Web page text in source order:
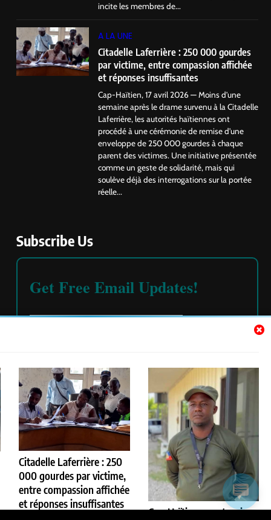
Citadelle Laferrière : 250
000 gourdes par victime,
entre compassion affichée
et réponses insuffisantes
Cap-Haïtien sous tension :
incite les membres de...
A LA UNE
Citadelle Laferrière : 250 000 gourdes
par victime, entre compassion affichée
et réponses insuffisantes
Cap-Haïtien, 17 avril 2026 — Moins d’une
semaine après le drame survenu à la Citadelle
Laferrière, les autorités haïtiennes ont
procédé à une cérémonie de remise d’une
enveloppe de 250 000 gourdes à chaque
parent des victimes. Une initiative présentée
comme un geste de solidarité, mais qui
soulève déjà des interrogations sur la portée
réelle...
Subscribe Us
Get Free Email Updates!
Please read ourterms and conditions